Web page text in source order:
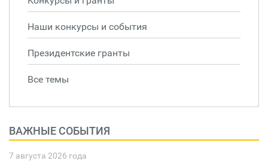
Наши конкурсы и события
Президентские гранты
Все темы
ВАЖНЫЕ СОБЫТИЯ
7 августа 2026 года